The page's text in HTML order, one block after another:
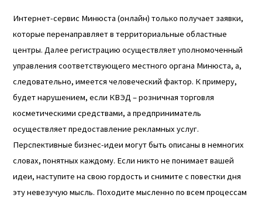
Интернет-сервис Минюста (онлайн) только получает заявки,
которые перенаправляет в территориальные областные
центры. Далее регистрацию осуществляет уполномоченный
управления соответствующего местного органа Минюста, а,
следовательно, имеется человеческий фактор. К примеру,
будет нарушением, если КВЭД – розничная торговля
косметическими средствами, а предприниматель
осуществляет предоставление рекламных услуг.
Перспективные бизнес-идеи могут быть описаны в немногих
словах, понятных каждому. Если никто не понимает вашей
идеи, наступите на свою гордость и снимите с повестки дня
эту невезучую мысль. Походите мысленно по всем процессам